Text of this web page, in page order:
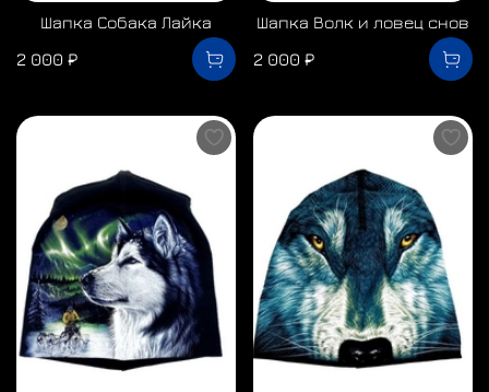
Шапка Собака Лайка
2 000 ₽
Шапка Волк и ловец снов
2 000 ₽